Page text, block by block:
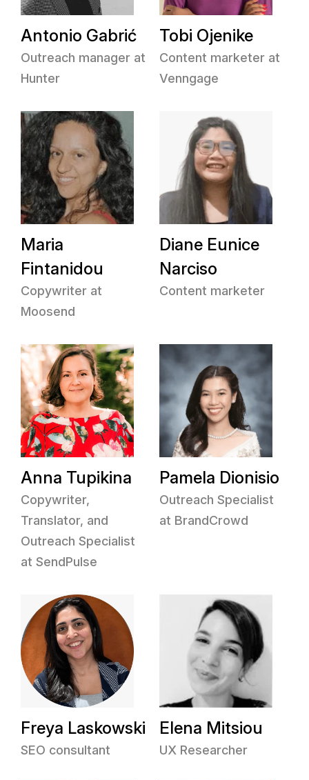
Antonio Gabrić
Outreach manager at
Hunter
Tobi Ojenike
Content marketer at
Venngage
Maria
Fintanidou
Copywriter at
Moosend
Diane Eunice
Narciso
Content marketer
Anna Tupikina
Copywriter,
Translator, and
Outreach Specialist
at SendPulse
Pamela Dionisio
Outreach Specialist
at BrandCrowd
Freya Laskowski
SEO consultant
Elena Mitsiou
UX Researcher